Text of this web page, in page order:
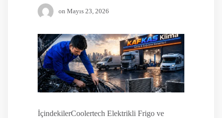
on Mayıs 23, 2026
İçindekilerCoolertech Elektrikli Frigo ve